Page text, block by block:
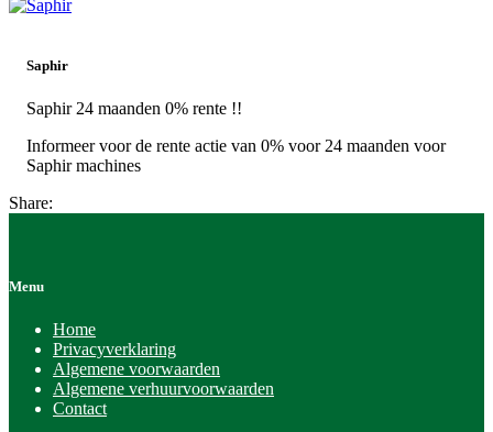
Saphir
Saphir 24 maanden 0% rente !!
Informeer voor de rente actie van 0% voor 24 maanden voor
Saphir machines
Share:
Menu
Home
Privacyverklaring
Algemene voorwaarden
Algemene verhuurvoorwaarden
Contact